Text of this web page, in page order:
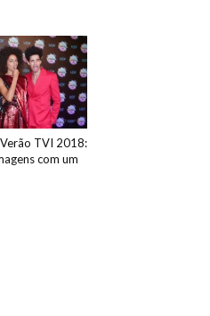
TVI 2018:
com um